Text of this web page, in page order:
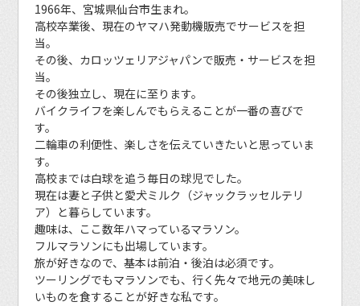
1966年、宮城県仙台市生まれ。
高校卒業後、現在のヤマハ発動機販売でサービスを担
当。
その後、カロッツェリアジャパンで販売・サービスを担
当。
その後独立し、現在に至ります。
バイクライフを楽しんでもらえることが一番の喜びで
す。
二輪車の利便性、楽しさを伝えていきたいと思っていま
す。
高校までは白球を追う毎日の球児でした。
現在は妻と子供と愛犬ミルク（ジャックラッセルテリ
ア）と暮らしています。
趣味は、ここ数年ハマっているマラソン。
フルマラソンにも出場しています。
旅が好きなので、基本は前泊・後泊は必須です。
ツーリングでもマラソンでも、行く先々で地元の美味し
いものを食することが好きな私です。